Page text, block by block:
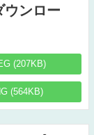
ウンロー
(207KB)
(564KB)